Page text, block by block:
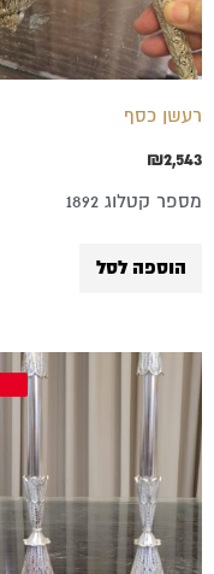
רעשן כסף
₪2,543
מספר קטלוג 1892
הוספה לסל